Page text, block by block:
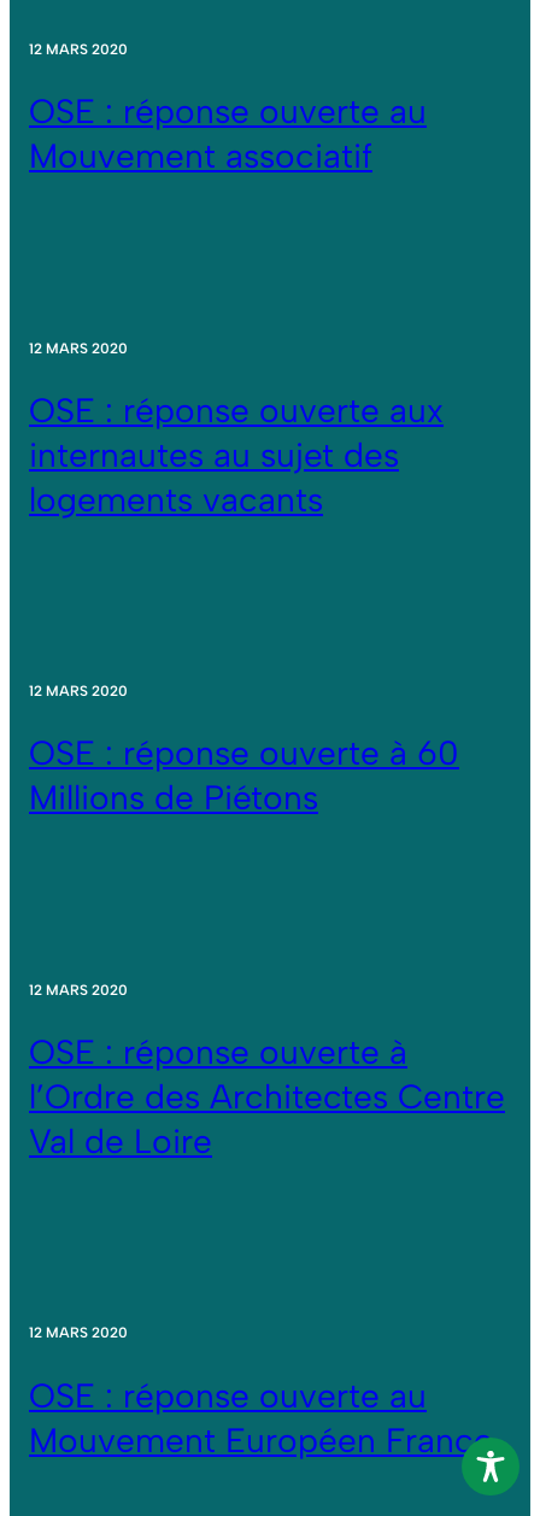
12 MARS 2020
OSE : réponse ouverte au
Mouvement associatif
12 MARS 2020
OSE : réponse ouverte aux
internautes au sujet des
logements vacants
12 MARS 2020
OSE : réponse ouverte à 60
Millions de Piétons
12 MARS 2020
OSE : réponse ouverte à
l’Ordre des Architectes Centre
Val de Loire
12 MARS 2020
OSE : réponse ouverte au
Mouvement Européen France